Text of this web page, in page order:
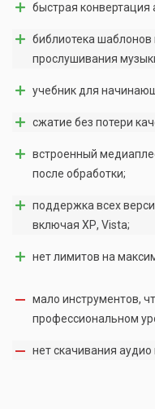
быстрая
библиотека шаблонов
прослушивания
учебник для
сжатие без потери
встроенный
после обработки;
поддержка всех
включая ХР, Vista;
нет лимитов на
мало инструментов,
профессиональном
нет скачивания